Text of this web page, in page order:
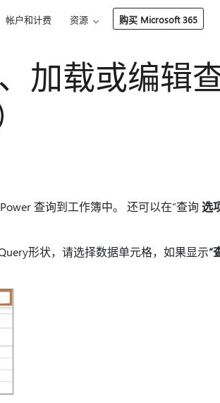
帐户和计费 资源 购买 Microsoft 365
加载或编辑
查询到工作簿中。 还可以在“查询 选
形状，请选择数据单元格，如果显示“